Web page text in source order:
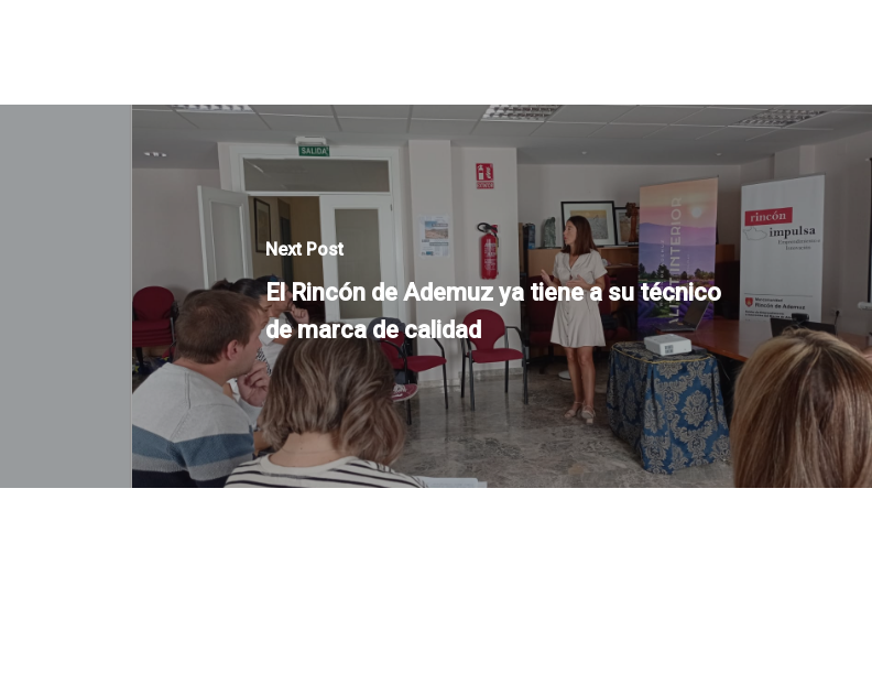
Next Post
El Rincón de Ademuz ya tiene a su técnico
de marca de calidad